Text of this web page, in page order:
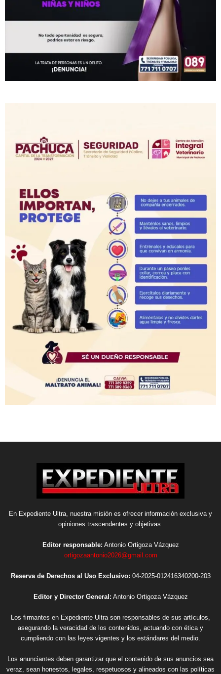
En Expediente Ultra, nuestra misión es ofrecer información exclusiva y
opiniones trascendentes y objetivas.
Editor responsable: Antonio Ortigoza Vázquez
ortigozaantonio2026@gmail.com
Reserva de Derechos al Uso Exclusivo: 04-2025-012416340200-203
Editor y Director General: Antonio Ortigoza Vázquez
Los firmantes en Expediente Ultra son responsables de sus artículos,
asegurando la veracidad de los contenidos, actuando con ética y
cumpliendo con las leyes vigentes y los estándares del medio.
Los anunciantes deben garantizar que el contenido de sus anuncios sea
veraz, sean honestos, legales, respetuosos y alineados con las políticas